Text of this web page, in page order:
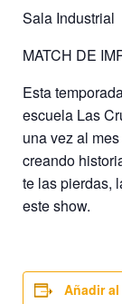
Sala Industrial
MATCH DE
Esta
escuela Las
una vez al
creando
te las pierdas,
este show.
Añadir